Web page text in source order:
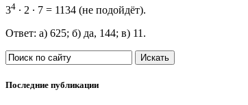
34 ∙ 2 ∙ 7 = 1134 (не подойдёт).
Ответ: а) 625; б) да, 144; в) 11.
Последние публикации